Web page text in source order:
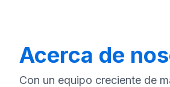
Acerca de
Con un equipo creciente de